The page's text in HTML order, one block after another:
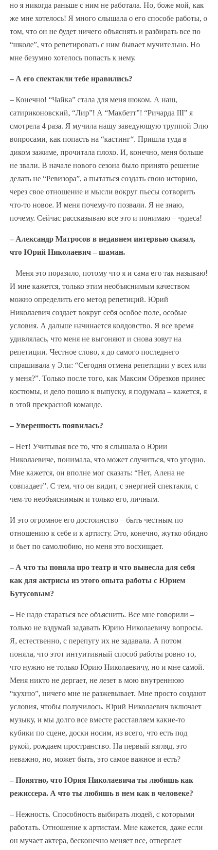
но я никогда раньше с ним не работала. Но, боже мой, как
же мне хотелось! Я много слышала о его способе работы, о
том, что он не будет ничего объяснять и разбирать все по
“школе”, что репетировать с ним бывает мучительно. Но
мне безумно хотелось попасть к нему.
– А его спектакли тебе нравились?
– Конечно! “Чайка” стала для меня шоком. А наш,
сатириконовский, “Лир”! А “Макбетт”! “Ричарда III” я
смотрела 4 раза. Я мучила нашу заведующую труппой Элю
вопросами, как попасть на “кастинг“. Пришла туда в
диком зажиме, прочитала плохо. И, конечно, меня больше
не звали. В начале нового сезона было принято решение
делать не “Ревизора”, а пытаться создать свою историю,
через свое отношение и мысли вокруг пьесы сотворить
что-то новое. И меня почему-то позвали. Я не знаю,
почему. Сейчас рассказываю все это и понимаю – чудеса!
– Александр Матросов в недавнем интервью сказал,
что Юрий Николаевич – шаман.
– Меня это поразило, потому что я и сама его так называю!
И мне кажется, только этим необъяснимым качеством
можно определить его метод репетиций. Юрий
Николаевич создает вокруг себя особое поле, особые
условия. А дальше начинается колдовство. Я все время
удивлялась, что меня не выгоняют и снова зовут на
репетиции. Честное слово, я до самого последнего
спрашивала у Эли: “Сегодня отмена репетиции у всех или
у меня?”. Только после того, как Максим Обрезков принес
костюмы, и дело пошло к выпуску, я подумала – кажется, я
в этой прекрасной команде.
– Уверенность появилась?
– Нет! Учитывая все то, что я слышала о Юрии
Николаевиче, понимала, что может случиться, что угодно.
Мне кажется, он вполне мог сказать: “Нет, Алена не
совпадает”. С тем, что он видит, с энергией спектакля, с
чем-то необъяснимым и только его, личным.
И это огромное его достоинство – быть честным по
отношению к себе и к артисту. Это, конечно, жутко обидно
и бьет по самолюбию, но меня это восхищает.
– А что ты поняла про театр и что вынесла для себя
как для актрисы из этого опыта работы с Юрием
Бутусовым?
– Не надо стараться все объяснить. Все мне говорили –
только не вздумай задавать Юрию Николаевичу вопросы.
Я, естественно, с перепугу их не задавала. А потом
поняла, что этот интуитивный способ работы ровно то,
что нужно не только Юрию Николаевичу, но и мне самой.
Меня никто не дергает, не лезет в мою внутреннюю
“кухню”, ничего мне не разжевывает. Мне просто создают
условия, чтобы получилось. Юрий Николаевич включает
музыку, и мы долго все вместе расставляем какие-то
кубики по сцене, доски носим, из всего, что есть под
рукой, рождаем пространство. На первый взгляд, это
неважно, но, может быть, это самое важное и есть?
– Понятно, что Юрия Николаевича ты любишь как
режиссера. А что ты любишь в нем как в человеке?
– Нежность. Способность выбирать людей, с которыми
работать. Отношение к артистам. Мне кажется, даже если
он мучает актера, бесконечно меняет все, отвергает